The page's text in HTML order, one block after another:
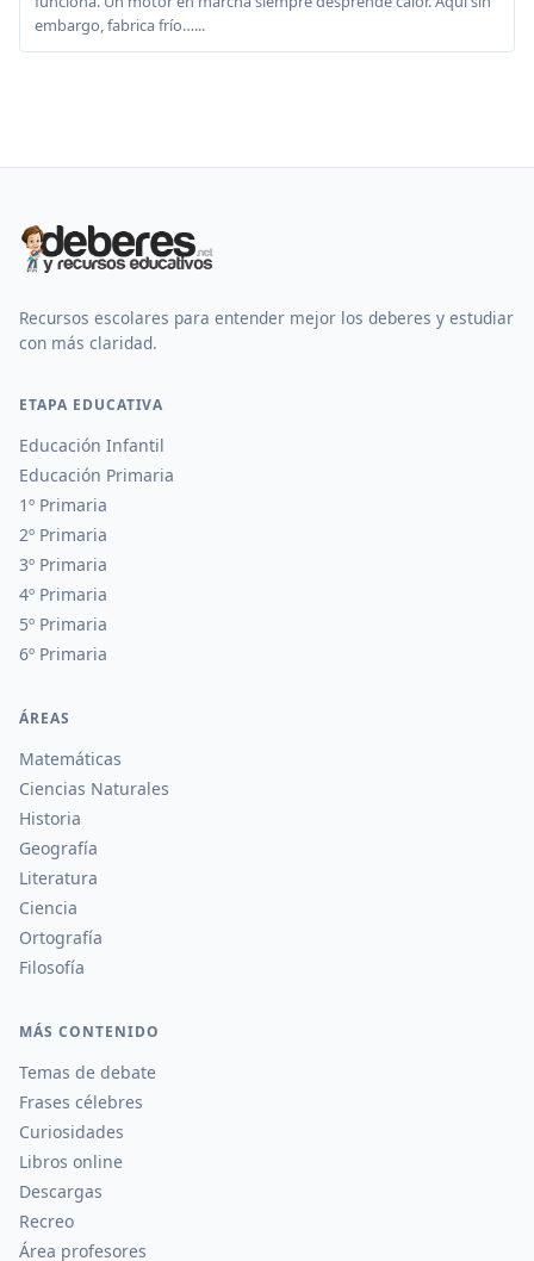
embargo, fabrica frío…...
Recursos escolares para entender mejor los deberes y estudiar
con más claridad.
ETAPA EDUCATIVA
Educación Infantil
Educación Primaria
1º Primaria
2º Primaria
3º Primaria
4º Primaria
5º Primaria
6º Primaria
ÁREAS
Matemáticas
Ciencias Naturales
Historia
Geografía
Literatura
Ciencia
Ortografía
Filosofía
MÁS CONTENIDO
Temas de debate
Frases célebres
Curiosidades
Libros online
Descargas
Recreo
Área profesores